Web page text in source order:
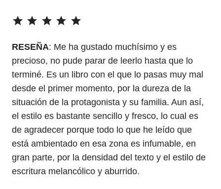
⭐⭐⭐⭐⭐
RESEÑA: Me ha gustado muchísimo y es
precioso, no pude parar de leerlo hasta que lo
terminé. Es un libro con el que lo pasas muy mal
desde el primer momento, por la dureza de la
situación de la protagonista y su familia. Aun así,
el estilo es bastante sencillo y fresco, lo cual es
de agradecer porque todo lo que he leído que
está ambientado en esa zona es infumable, en
gran parte, por la densidad del texto y el estilo de
escritura melancólico y aburrido.